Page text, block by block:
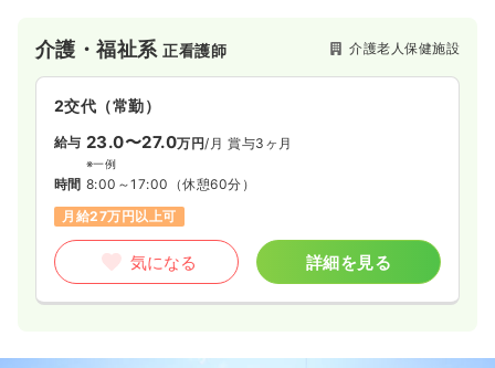
介護・福祉系正看護師 介護老人保健施設
2交代（常勤）
給与 23.0〜27.0万円/月 賞与3ヶ月
※一例
時間 8:00～17:00 （休憩60分）
月給27万円以上可
気になる 詳細を見る